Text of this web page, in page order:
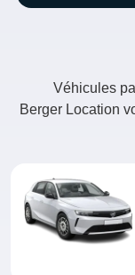
Véhicules
Berger Location